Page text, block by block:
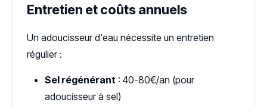
Entretien et coûts annuels
Un adoucisseur d'eau nécessite un entretien
régulier :
Sel régénérant : 40-80€/an (pour
adoucisseur à sel)